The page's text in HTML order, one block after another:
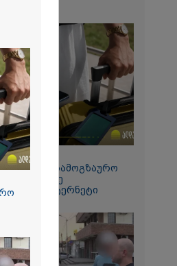
08-2026
ალდაგის სამოგზაურო
და მიიღე
ინტერნეტი